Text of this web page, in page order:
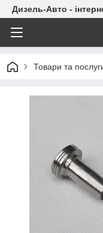
Дизель-Авто -
Товари та